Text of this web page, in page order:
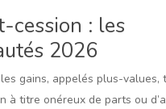
cession : les
2026
gains, appelés plus-values,
à titre onéreux de parts ou